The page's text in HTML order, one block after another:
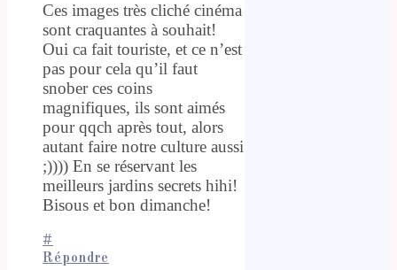
Ces images très cliché cinéma
sont craquantes à souhait!
Oui ca fait touriste, et ce n’est
pas pour cela qu’il faut
snober ces coins
magnifiques, ils sont aimés
pour qqch après tout, alors
autant faire notre culture aussi
;)))) En se réservant les
meilleurs jardins secrets hihi!
Bisous et bon dimanche!
#
Répondre